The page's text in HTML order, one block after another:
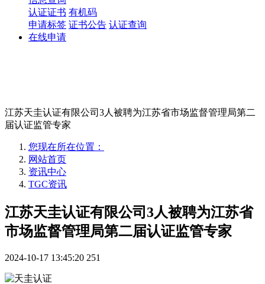
认证证书 有机码
申请标签 证书公告 认证查询
在线申请
江苏天圭认证有限公司3人被聘为江苏省市场监督管理局第二
届认证监管专家
您现在所在位置：
网站首页
资讯中心
TGC资讯
江苏天圭认证有限公司3人被聘为江苏省
市场监督管理局第二届认证监管专家
2024-10-17 13:45:20 251